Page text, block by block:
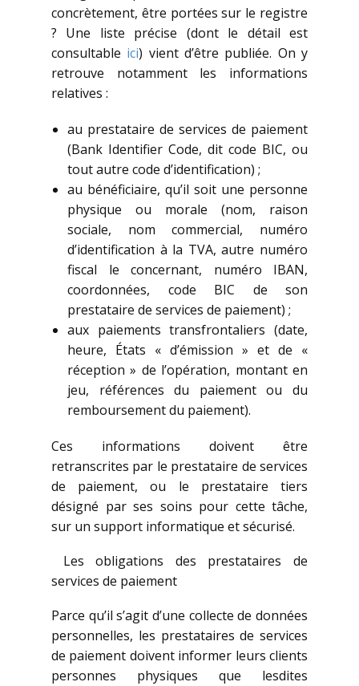
concrètement, être portées sur le registre
? Une liste précise (dont le détail est
consultable ici) vient d’être publiée. On y
retrouve notamment les informations
relatives :
au prestataire de services de paiement
(Bank Identifier Code, dit code BIC, ou
tout autre code d’identification) ;
au bénéficiaire, qu’il soit une personne
physique ou morale (nom, raison
sociale, nom commercial, numéro
d’identification à la TVA, autre numéro
fiscal le concernant, numéro IBAN,
coordonnées, code BIC de son
prestataire de services de paiement) ;
aux paiements transfrontaliers (date,
heure, États « d’émission » et de «
réception » de l’opération, montant en
jeu, références du paiement ou du
remboursement du paiement).
Ces informations doivent être
retranscrites par le prestataire de services
de paiement, ou le prestataire tiers
désigné par ses soins pour cette tâche,
sur un support informatique et sécurisé.
Les obligations des prestataires de
services de paiement
Parce qu’il s’agit d’une collecte de données
personnelles, les prestataires de services
de paiement doivent informer leurs clients
personnes physiques que lesdites